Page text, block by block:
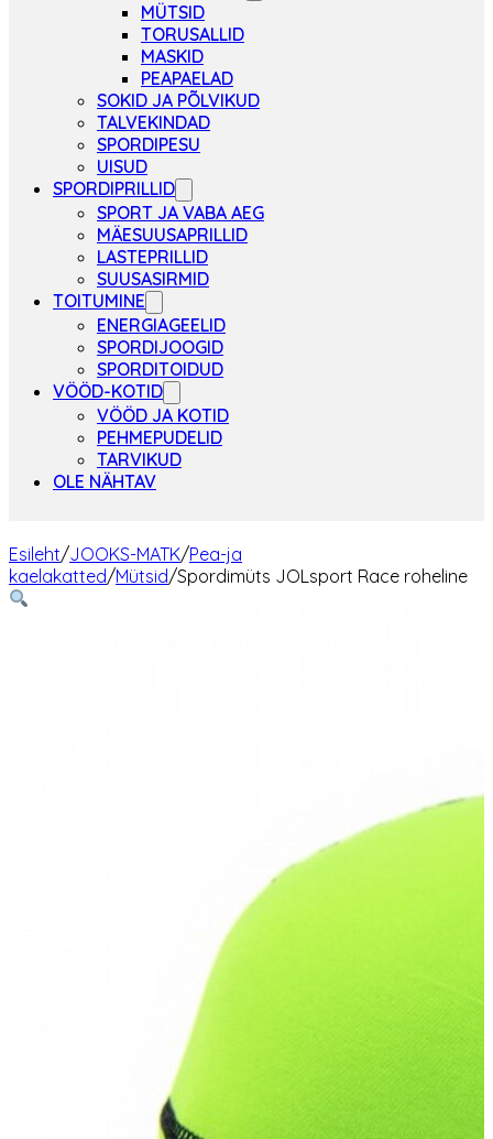
MÜTSID
TORUSALLID
MASKID
PEAPAELAD
SOKID JA PÕLVIKUD
TALVEKINDAD
SPORDIPESU
UISUD
SPORDIPRILLID
SPORT JA VABA AEG
MÄESUUSAPRILLID
LASTEPRILLID
SUUSASIRMID
TOITUMINE
ENERGIAGEELID
SPORDIJOOGID
SPORDITOIDUD
VÖÖD-KOTID
VÖÖD JA KOTID
PEHMEPUDELID
TARVIKUD
OLE NÄHTAV
Esileht/JOOKS-MATK/Pea-ja
kaelakatted/Mütsid/Spordimüts JOLsport Race roheline